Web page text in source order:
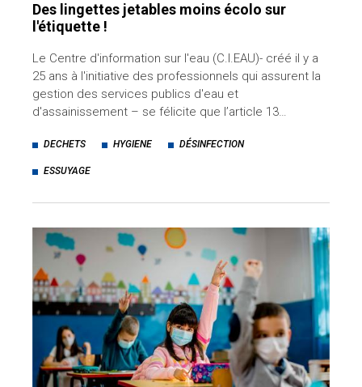
Des lingettes jetables moins écolo sur
l'étiquette !
Le Centre d'information sur l'eau (C.I.EAU)- créé il y a
25 ans à l'initiative des professionnels qui assurent la
gestion des services publics d'eau et
d'assainissement – se félicite que l’article 13…
DECHETS HYGIENE DÉSINFECTION
ESSUYAGE